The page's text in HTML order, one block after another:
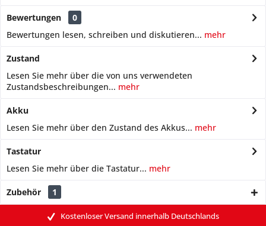
Bewertungen
0
Bewertungen lesen, schreiben und diskutieren... mehr
Zustand
Lesen Sie mehr über die von uns verwendeten
Zustandsbeschreibungen... mehr
Akku
Lesen Sie mehr über den Zustand des Akkus... mehr
Tastatur
Lesen Sie mehr über die Tastatur... mehr
Zubehör 1
Kostenloser Versand innerhalb Deutschlands